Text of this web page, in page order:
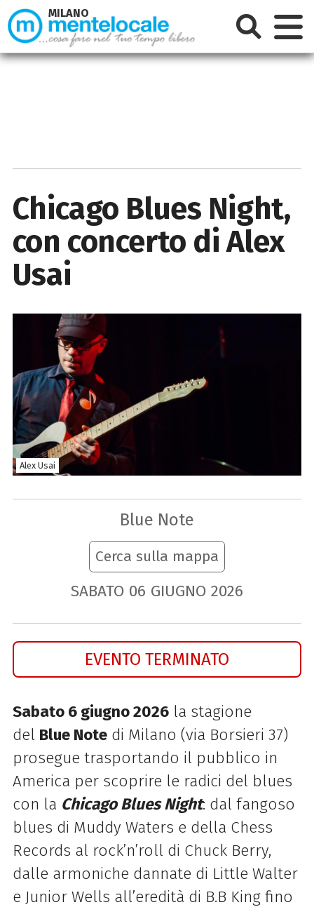
Chicago Blues Night,
con concerto di Alex
Usai
Alex Usai
Blue Note
Cerca sulla mappa
SABATO 06 GIUGNO 2026
EVENTO TERMINATO
Sabato 6 giugno 2026la stagione
del Blue Notedi Milano (via Borsieri 37)
prosegue trasportando il pubblico in
America per scoprire le radici del blues
con la Chicago Blues Night: dal fangoso
blues di Muddy Waters e della Chess
Records al rock’n’roll di Chuck Berry,
dalle armoniche dannate di Little Walter
e Junior Wells all’eredità di B.B King fino
MILANO